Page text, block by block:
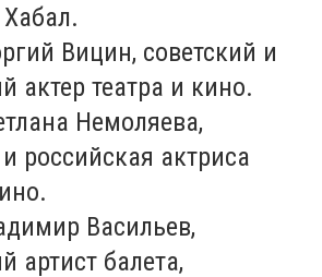
Вицин, советский и
актер театра и кино.
Немоляева,
российская актриса
Васильев,
артист балета,